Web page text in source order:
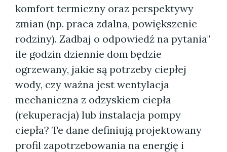
komfort termiczny oraz perspektywy
zmian (np. praca zdalna, powiększenie
rodziny). Zadbaj o odpowiedź na pytania"
ile godzin dziennie dom będzie
ogrzewany, jakie są potrzeby ciepłej
wody, czy ważna jest wentylacja
mechaniczna z odzyskiem ciepła
(rekuperacja) lub instalacja pompy
ciepła? Te dane definiują projektowany
profil zapotrzebowania na energię i